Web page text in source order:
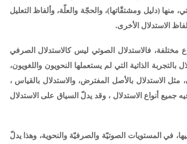
منها (دليل ومشتقّاتها)، والحجّة والعلّة، وألفاظ التعليل
الاستدلال الأخرى.
مختلفة، فالاستدلال الصوتي ليس كالاستدلال الصرفي
الذاتية التي لم يستعملها النحويون واللغويون،
الاستدلال بالأصل المفترض، والاستدلال بالقياس ،
أنواع الاستدلال ، وقد يدلّ السياق على الاستدلال
في المستويات الصوتيّة والصرفيّة والنحوية، وهذا يدلّ